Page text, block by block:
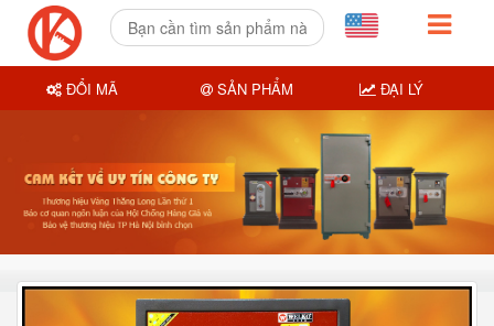
ĐỔI MÃ SẢN PHẨM ĐẠI LÝ